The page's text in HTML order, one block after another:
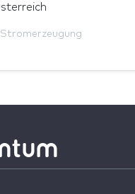
Stromerzeugung